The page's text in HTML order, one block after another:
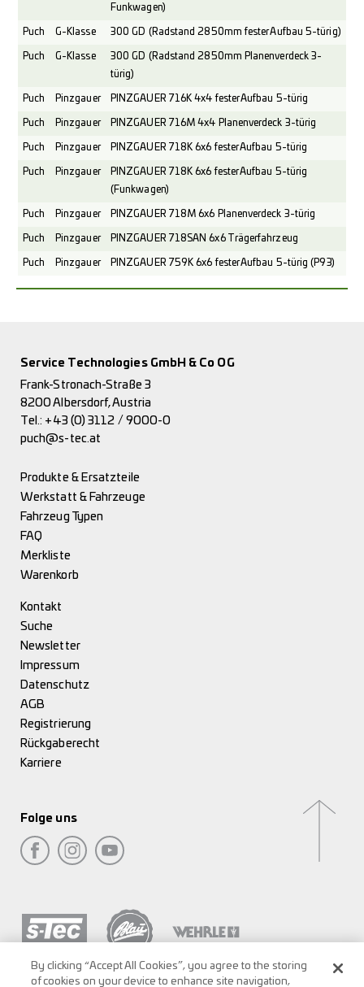
Funkwagen)
Puch G-Klasse 300 GD (Radstand 2850mm fester Aufbau 5-türig)
Puch G-Klasse
300 GD (Radstand 2850mm Planenverdeck 3-
türig)
Puch Pinzgauer PINZGAUER 716K 4x4 fester Aufbau 5-türig
Puch Pinzgauer PINZGAUER 716M 4x4 Planenverdeck 3-türig
Puch Pinzgauer PINZGAUER 718K 6x6 fester Aufbau 5-türig
Puch Pinzgauer
PINZGAUER 718K 6x6 fester Aufbau 5-türig
(Funkwagen)
Puch Pinzgauer PINZGAUER 718M 6x6 Planenverdeck 3-türig
Puch Pinzgauer PINZGAUER 718SAN 6x6 Trägerfahrzeug
Puch Pinzgauer PINZGAUER 759K 6x6 fester Aufbau 5-türig (P93)
Service Technologies GmbH & Co OG
Frank-Stronach-Straße 3
8200 Albersdorf, Austria
Tel.: +43 (0) 3112 / 9000-0
puch@s-tec.at
Produkte & Ersatzteile
Werkstatt & Fahrzeuge
Fahrzeug Typen
FAQ
Merkliste
Warenkorb
Kontakt
Suche
Newsletter
Impressum
Datenschutz
AGB
Registrierung
Rückgaberecht
Karriere
Folge uns
By clicking “Accept All Cookies”, you agree to the storing
of cookies on your device to enhance site navigation,